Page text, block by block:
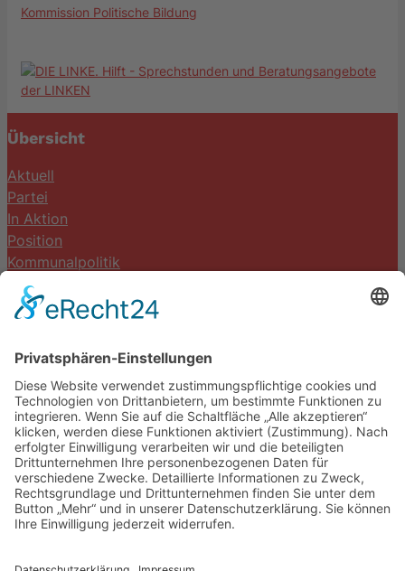
Kommission Politische Bildung
Übersicht
Aktuell
Partei
In Aktion
Position
Kommunalpolitik
Termine
DIE LINKE. Schwalm-Eder
Steingasse 5
34613 Schwalmstadt
Tel.06691 8077899
info@die-linke-schwalm-eder.de
Gesetzliches
Impressum